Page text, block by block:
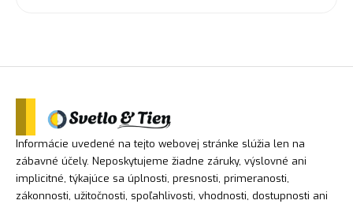
Informácie uvedené na tejto webovej stránke slúžia len na
zábavné účely. Neposkytujeme žiadne záruky, výslovné ani
implicitné, týkajúce sa úplnosti, presnosti, primeranosti,
zákonnosti, užitočnosti, spoľahlivosti, vhodnosti, dostupnosti ani